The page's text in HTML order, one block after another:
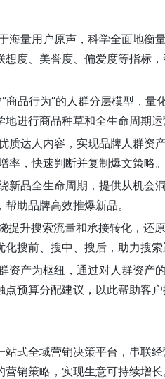
海量用户原声，科学全面地衡
想度、美誉度、偏爱度等指标
商品行为”的人群分层模型，量
地进行商品种草和全生命周期
质达人内容，实现品牌人群资
率，快速判断并复制爆文策略
新品全生命周期，提供从机会
助品牌高效推爆新品。
提升搜索流量和承接转化，还
化搜前、搜中、搜后，助力搜
资产为枢纽，通过对人群资产
点预算分配建议，以此帮助客
站式全域营销决策平台，串联
营销策略，实现生意可持续增